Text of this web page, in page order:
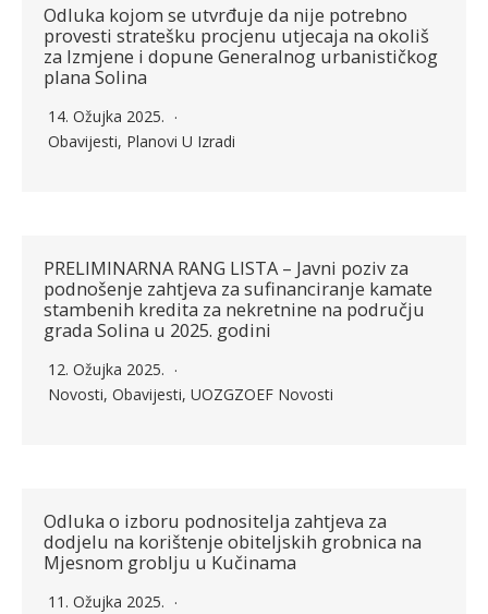
Odluka kojom se utvrđuje da nije potrebno
provesti stratešku procjenu utjecaja na okoliš
za Izmjene i dopune Generalnog urbanističkog
plana Solina
14. Ožujka 2025.
Obavijesti, Planovi U Izradi
PRELIMINARNA RANG LISTA – Javni poziv za
podnošenje zahtjeva za sufinanciranje kamate
stambenih kredita za nekretnine na području
grada Solina u 2025. godini
12. Ožujka 2025.
Novosti, Obavijesti, UOZGZOEF Novosti
Odluka o izboru podnositelja zahtjeva za
dodjelu na korištenje obiteljskih grobnica na
Mjesnom groblju u Kučinama
11. Ožujka 2025.